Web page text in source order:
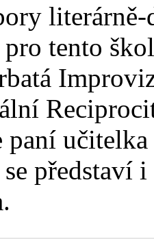
pro tento
paní
představí